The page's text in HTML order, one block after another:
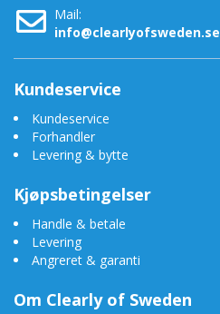
Mail:
info@clearlyofsweden.se
Kundeservice
Kundeservice
Forhandler
Levering & bytte
Kjøpsbetingelser
Handle & betale
Levering
Angreret & garanti
Om Clearly of Sweden